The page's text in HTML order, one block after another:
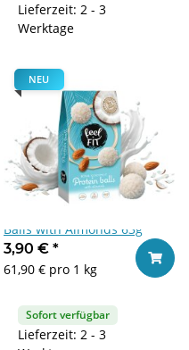
Lieferzeit: 2 - 3
Werktage
NEU
Balls with Almonds 63g
3,90 € *
61,90 € pro 1 kg
Sofort verfügbar
Lieferzeit: 2 - 3
In